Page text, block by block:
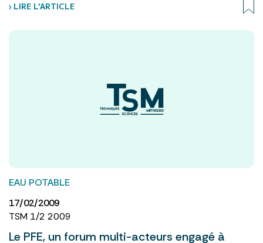
› LIRE L’ARTICLE
EAU POTABLE
17/02/2009
TSM 1/2 2009
Le PFE, un forum multi-acteurs engagé à